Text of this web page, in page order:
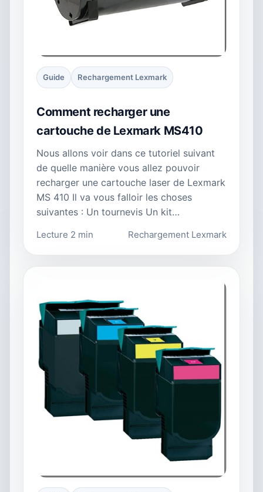
Guide Rechargement Lexmark
Comment recharger une
cartouche de Lexmark MS410
Nous allons voir dans ce tutoriel suivant
de quelle manière vous allez pouvoir
recharger une cartouche laser de Lexmark
MS 410 Il va vous falloir les choses
suivantes : Un tournevis Un kit…
Lecture 2 min Rechargement Lexmark